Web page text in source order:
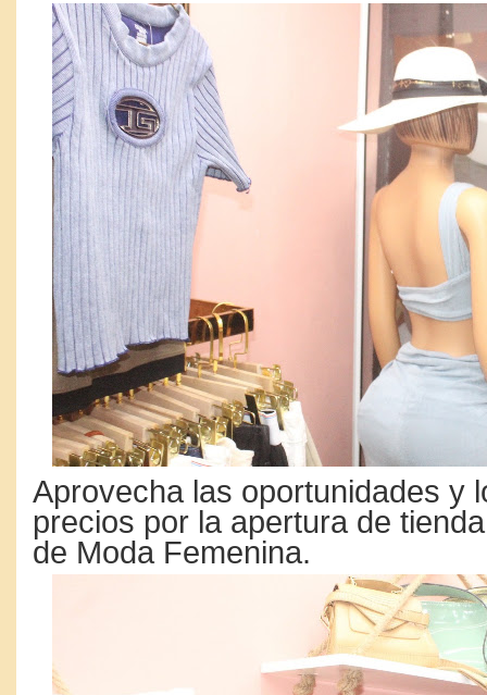
Aprovecha las oportunidades y
precios por la apertura de
de Moda Femenina.